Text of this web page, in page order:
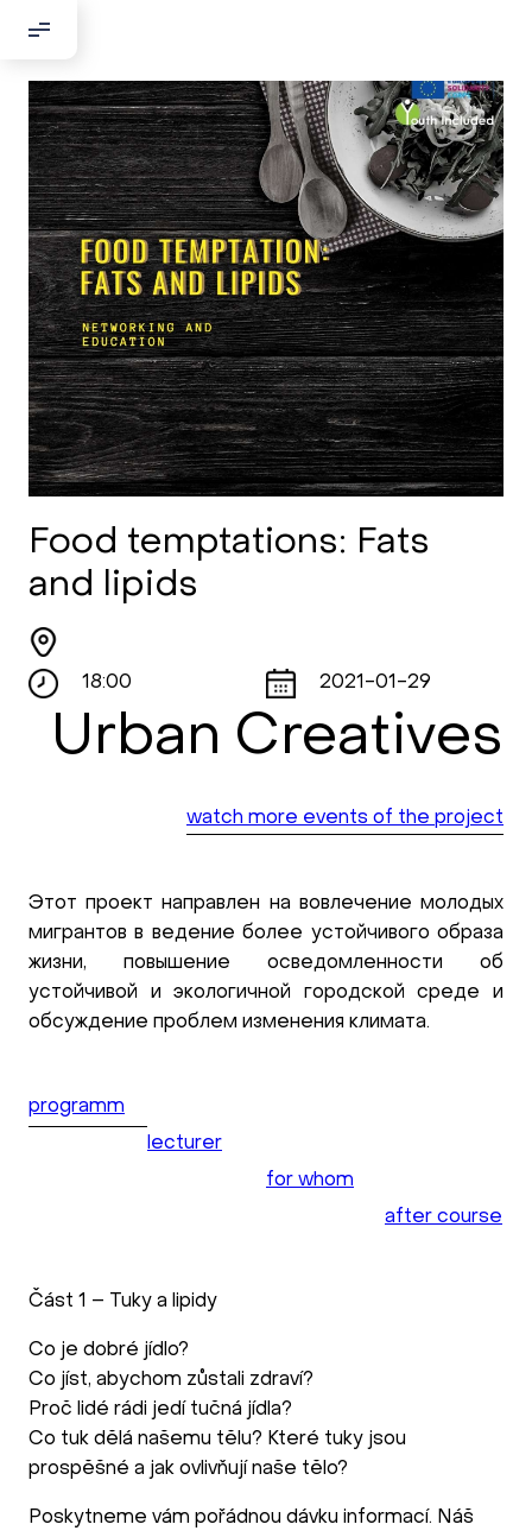
Добрый день!
Если вы хотите с нами связаться,
пожалуйста, контактируйте нас:
По адресу:
Kontaktní e-mail:
youthincluded@gmail.com
Или в соцсети Telegram:
@Interkulturnipracepraha14
Food temptations: Fats
and lipids
18:00 2021-01-29
Urban Creatives
watch more events of the project
Этот проект направлен на вовлечение молодых
мигрантов в ведение более устойчивого образа
жизни, повышение осведомленности об
устойчивой и экологичной городской среде и
обсуждение проблем изменения климата.
programm
lecturer
for whom
after course
Část 1 – Tuky a lipidy
Co je dobré jídlo?
Co jíst, abychom zůstali zdraví?
Proč lidé rádi jedí tučná jídla?
Co tuk dělá našemu tělu? Které tuky jsou
prospěšné a jak ovlivňují naše tělo?
Poskytneme vám pořádnou dávku informací. Náš